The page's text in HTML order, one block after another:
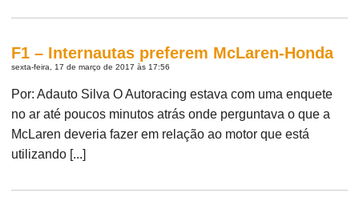
F1 – Internautas preferem McLaren-Honda
sexta-feira, 17 de março de 2017 às 17:56
Por: Adauto Silva O Autoracing estava com uma enquete
no ar até poucos minutos atrás onde perguntava o que a
McLaren deveria fazer em relação ao motor que está
utilizando [...]